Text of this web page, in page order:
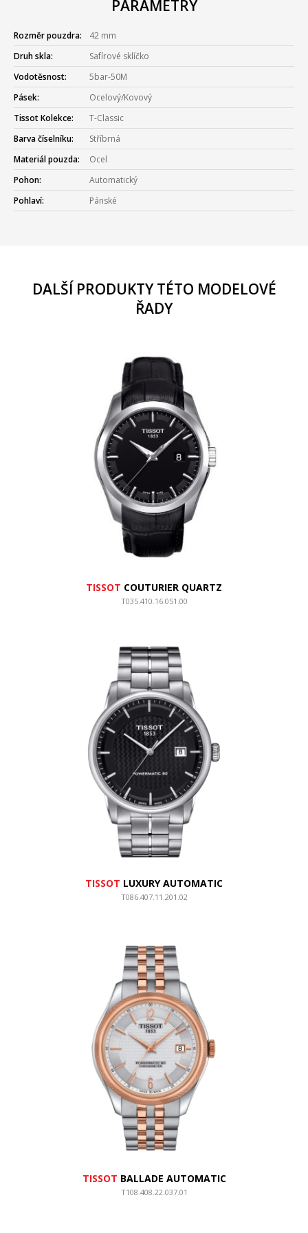
PARAMETRY
Rozměr pouzdra:
42 mm
Druh skla:
Safírové sklíčko
Vodotěsnost:
5bar-50M
Pásek:
Ocelový/Kovový
Tissot Kolekce:
T-Classic
Barva číselníku:
Stříbrná
Materiál pouzda:
Ocel
Pohon:
Automatický
Pohlaví:
Pánské
DALŠÍ PRODUKTY TÉTO MODELOVÉ
ŘADY
TISSOT COUTURIER QUARTZ
T035.410.16.051.00
TISSOT LUXURY AUTOMATIC
T086.407.11.201.02
TISSOT BALLADE AUTOMATIC
T108.408.22.037.01